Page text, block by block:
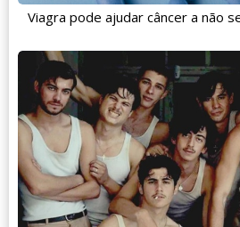
Viagra pode ajudar câncer a não